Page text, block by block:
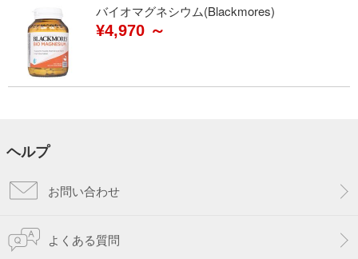
バイオマグネシウム(Blackmores)
¥4,970 ～
ヘルプ
お問い合わせ
よくある質問